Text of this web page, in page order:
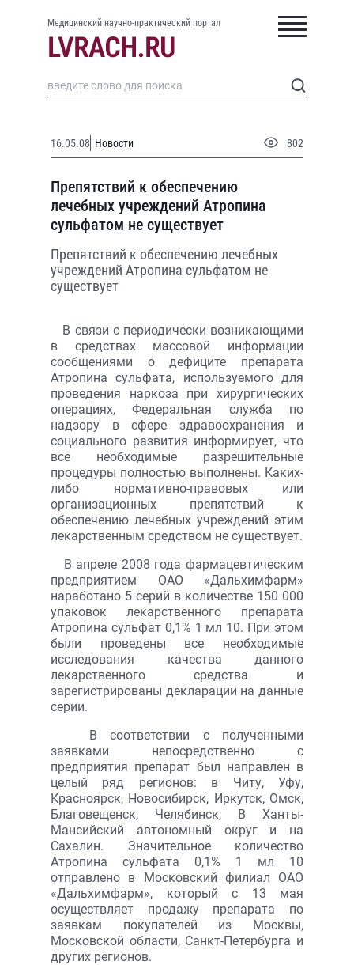
Медицинский научно-практический портал
16.05.08 Новости 802
Препятствий к обеспечению
лечебных учреждений Атропина
сульфатом не существует
Препятствий к обеспечению лечебных
учреждений Атропина сульфатом не
существует
В связи с периодически возникающими
в средствах массовой информации
сообщениями о дефиците препарата
Атропина сульфата, используемого для
проведения наркоза при хирургических
операциях, Федеральная служба по
надзору в сфере здравоохранения и
социального развития информирует, что
все необходимые разрешительные
процедуры полностью выполнены. Каких-
либо нормативно-правовых или
организационных препятствий к
обеспечению лечебных учреждений этим
лекарственным средством не существует.
В апреле 2008 года фармацевтическим
предприятием ОАО «Дальхимфарм»
наработано 5 серий в количестве 150 000
упаковок лекарственного препарата
Атропина сульфат 0,1% 1 мл 10. При этом
были проведены все необходимые
исследования качества данного
лекарственного средства и
зарегистрированы декларации на данные
серии.
В соответствии с полученными
заявками непосредственно с
предприятия препарат был направлен в
целый ряд регионов: в Читу, Уфу,
Красноярск, Новосибирск, Иркутск, Омск,
Благовещенск, Челябинск, В Ханты-
Мансийский автономный округ и на
Сахалин. Значительное количество
Атропина сульфата 0,1% 1 мл 10
отправлено в Московский филиал ОАО
«Дальхимфарм», который с 13 мая
осуществляет продажу препарата по
заявкам покупателей из Москвы,
Московской области, Санкт-Петербурга и
других регионов.